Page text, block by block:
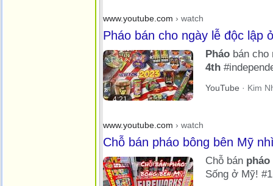
Pháo bán cho ngày lễ độc lập
www.youtube.com › watch
4:21
Pháo bán
4th
YouTube · Kim
Chỗ bán pháo bông bên Mỹ
www.youtube.com › watch
Chỗ bán pháo
Sống ở Mỹ!